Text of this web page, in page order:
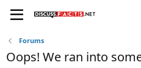
Forums
Oops! We ran into